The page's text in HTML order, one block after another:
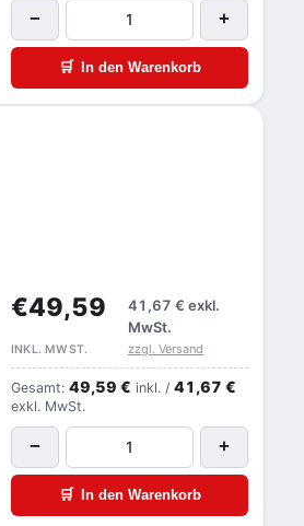
− +
🛒 In den Warenkorb
€49,59 41,67 € exkl.
MwSt.
INKL. MWST. zzgl. Versand
Gesamt: 49,59 € inkl. / 41,67 €
exkl. MwSt.
− +
🛒 In den Warenkorb